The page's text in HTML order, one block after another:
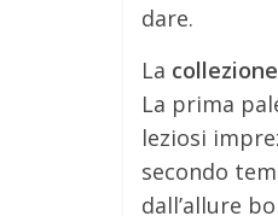
dare.
La
La prima
leziosi
secondo
dall’allure